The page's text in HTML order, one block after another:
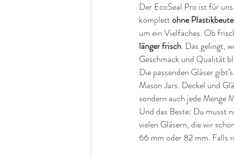
Der EcoSeal Pro ist für
komplett ohne
um ein Vielfaches. Ob
länger frisch. Das gelingt,
Geschmack und Qualität
Die passenden Gläser
Mason Jars. Deckel und
sondern auch jede Menge
Und das Beste: Du musst
vielen Gläsern, die wir
66 mm oder 82 mm. Falls